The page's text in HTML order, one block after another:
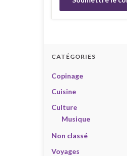
CATÉGORIES
Copinage
Cuisine
Culture
Musique
Non classé
Voyages